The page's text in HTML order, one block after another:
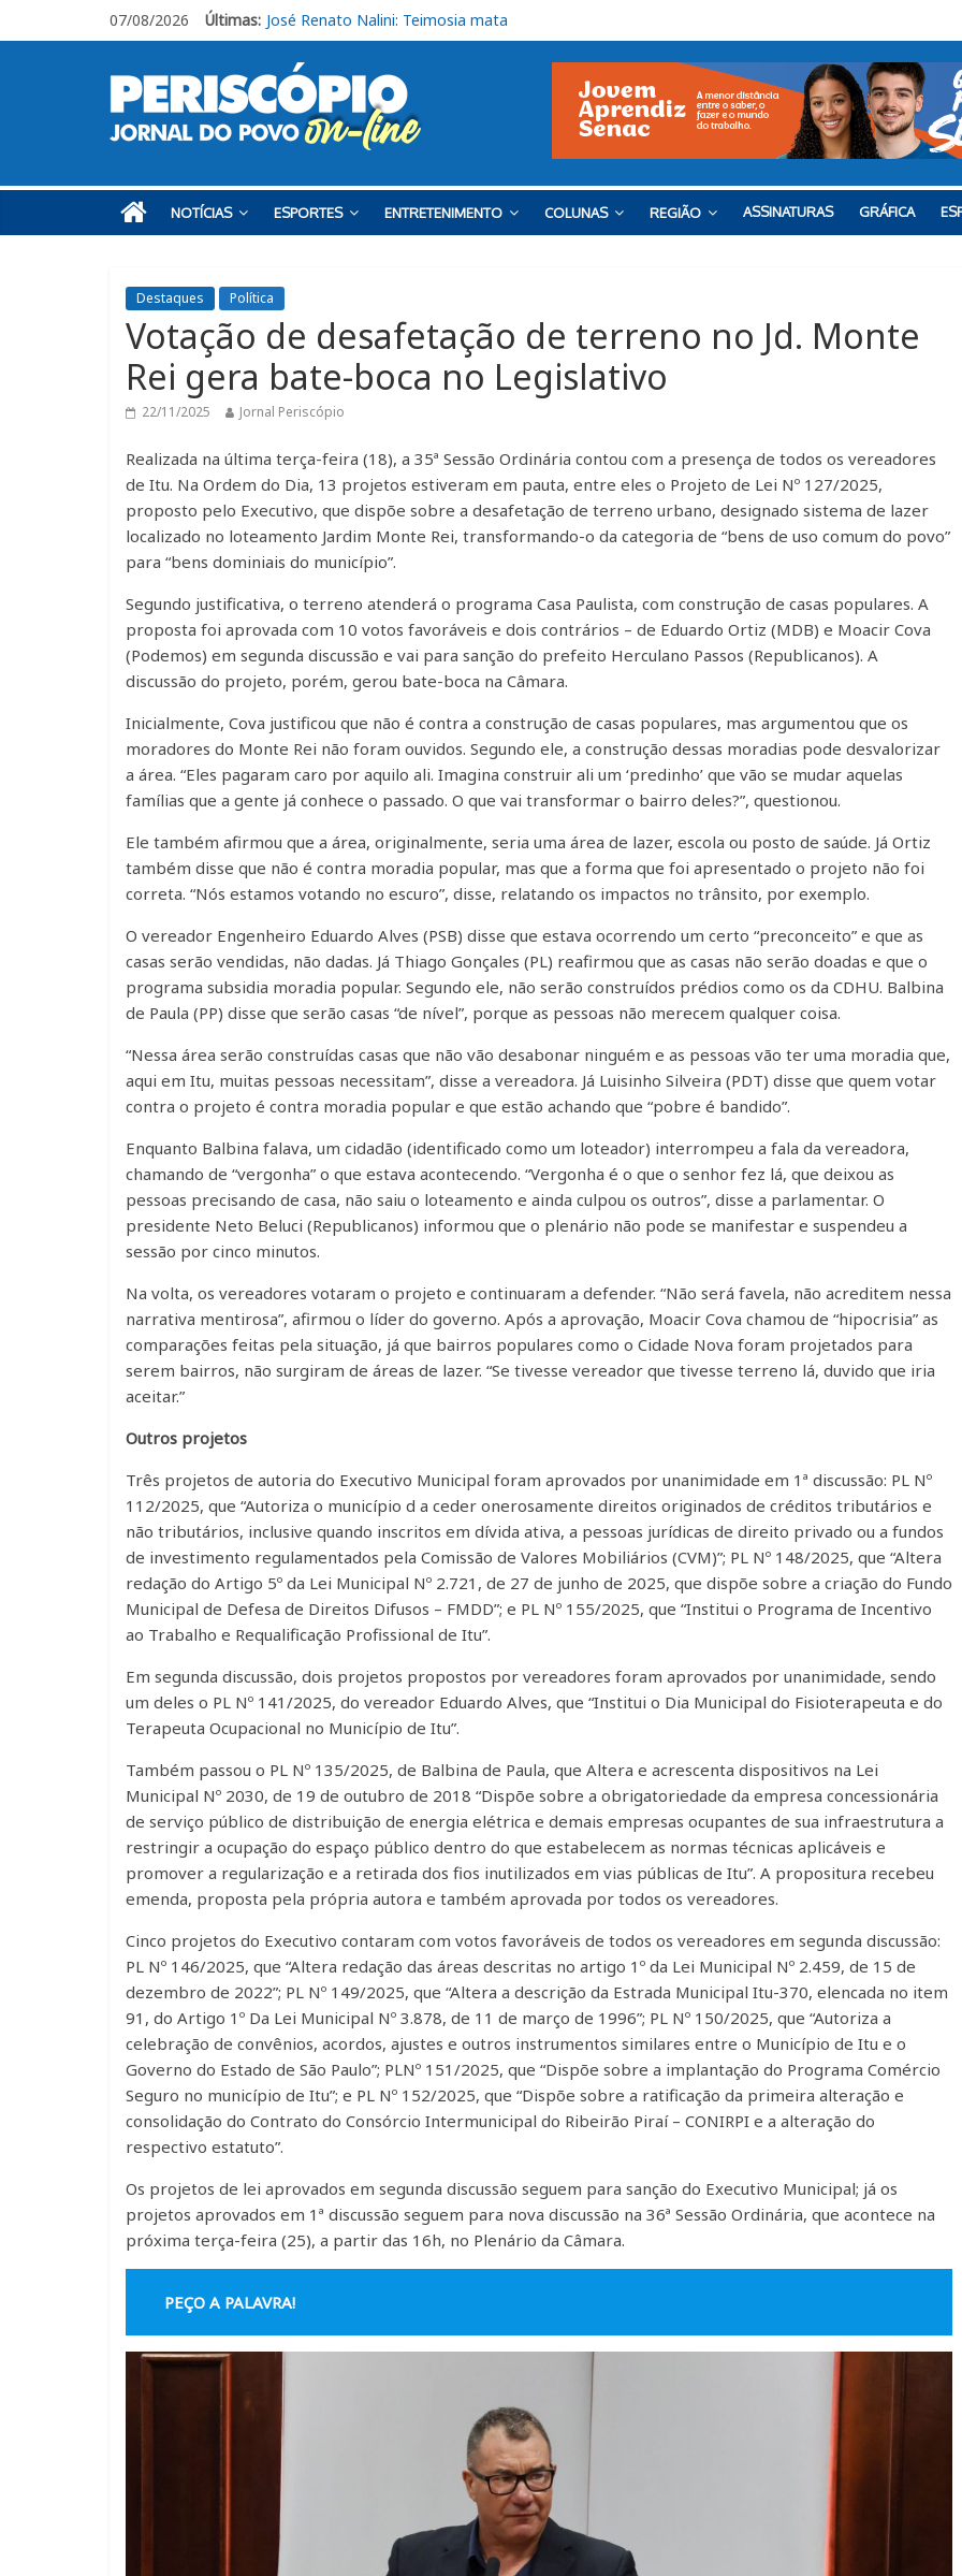
07/08/2026 Últimas: Obras de R$ 54 milhões avançam na Rodovia Vereador José de Moraes, em Cabreúva
Em casa, Ituano Sub-20 perde para o Red Bull Bragantino
Ituano quer união para vencer o Barra neste sábado
Feira + Itu acontece neste final de semana na Praça do Carmo
José Renato Nalini: Teimosia mata
NOTÍCIAS ESPORTES ENTRETENIMENTO COLUNAS REGIÃO ASSINATURAS GRÁFICA
Destaques Política
Votação de desafetação de terreno no Jd. Monte
Rei gera bate-boca no Legislativo
22/11/2025 Jornal Periscópio
Realizada na última terça-feira (18), a 35ª Sessão Ordinária contou com a presença de todos os vereadores
de Itu. Na Ordem do Dia, 13 projetos estiveram em pauta, entre eles o Projeto de Lei Nº 127/2025,
proposto pelo Executivo, que dispõe sobre a desafetação de terreno urbano, designado sistema de lazer
localizado no loteamento Jardim Monte Rei, transformando-o da categoria de “bens de uso comum do povo”
para “bens dominiais do município”.
Segundo justificativa, o terreno atenderá o programa Casa Paulista, com construção de casas populares. A
proposta foi aprovada com 10 votos favoráveis e dois contrários – de Eduardo Ortiz (MDB) e Moacir Cova
(Podemos) em segunda discussão e vai para sanção do prefeito Herculano Passos (Republicanos). A
discussão do projeto, porém, gerou bate-boca na Câmara.
Inicialmente, Cova justificou que não é contra a construção de casas populares, mas argumentou que os
moradores do Monte Rei não foram ouvidos. Segundo ele, a construção dessas moradias pode desvalorizar
a área. “Eles pagaram caro por aquilo ali. Imagina construir ali um ‘predinho’ que vão se mudar aquelas
famílias que a gente já conhece o passado. O que vai transformar o bairro deles?”, questionou.
Ele também afirmou que a área, originalmente, seria uma área de lazer, escola ou posto de saúde. Já Ortiz
também disse que não é contra moradia popular, mas que a forma que foi apresentado o projeto não foi
correta. “Nós estamos votando no escuro”, disse, relatando os impactos no trânsito, por exemplo.
O vereador Engenheiro Eduardo Alves (PSB) disse que estava ocorrendo um certo “preconceito” e que as
casas serão vendidas, não dadas. Já Thiago Gonçales (PL) reafirmou que as casas não serão doadas e que o
programa subsidia moradia popular. Segundo ele, não serão construídos prédios como os da CDHU. Balbina
de Paula (PP) disse que serão casas “de nível”, porque as pessoas não merecem qualquer coisa.
“Nessa área serão construídas casas que não vão desabonar ninguém e as pessoas vão ter uma moradia que,
aqui em Itu, muitas pessoas necessitam”, disse a vereadora. Já Luisinho Silveira (PDT) disse que quem votar
contra o projeto é contra moradia popular e que estão achando que “pobre é bandido”.
Enquanto Balbina falava, um cidadão (identificado como um loteador) interrompeu a fala da vereadora,
chamando de “vergonha” o que estava acontecendo. “Vergonha é o que o senhor fez lá, que deixou as
pessoas precisando de casa, não saiu o loteamento e ainda culpou os outros”, disse a parlamentar. O
presidente Neto Beluci (Republicanos) informou que o plenário não pode se manifestar e suspendeu a
sessão por cinco minutos.
Na volta, os vereadores votaram o projeto e continuaram a defender. “Não será favela, não acreditem nessa
narrativa mentirosa”, afirmou o líder do governo. Após a aprovação, Moacir Cova chamou de “hipocrisia” as
comparações feitas pela situação, já que bairros populares como o Cidade Nova foram projetados para
serem bairros, não surgiram de áreas de lazer. “Se tivesse vereador que tivesse terreno lá, duvido que iria
aceitar.”
Outros projetos
Três projetos de autoria do Executivo Municipal foram aprovados por unanimidade em 1ª discussão: PL Nº
112/2025, que “Autoriza o município d a ceder onerosamente direitos originados de créditos tributários e
não tributários, inclusive quando inscritos em dívida ativa, a pessoas jurídicas de direito privado ou a fundos
de investimento regulamentados pela Comissão de Valores Mobiliários (CVM)”; PL Nº 148/2025, que “Altera
redação do Artigo 5º da Lei Municipal Nº 2.721, de 27 de junho de 2025, que dispõe sobre a criação do Fundo
Municipal de Defesa de Direitos Difusos – FMDD”; e PL Nº 155/2025, que “Institui o Programa de Incentivo
ao Trabalho e Requalificação Profissional de Itu”.
Em segunda discussão, dois projetos propostos por vereadores foram aprovados por unanimidade, sendo
um deles o PL Nº 141/2025, do vereador Eduardo Alves, que “Institui o Dia Municipal do Fisioterapeuta e do
Terapeuta Ocupacional no Município de Itu”.
Também passou o PL Nº 135/2025, de Balbina de Paula, que Altera e acrescenta dispositivos na Lei
Municipal Nº 2030, de 19 de outubro de 2018 “Dispõe sobre a obrigatoriedade da empresa concessionária
de serviço público de distribuição de energia elétrica e demais empresas ocupantes de sua infraestrutura a
restringir a ocupação do espaço público dentro do que estabelecem as normas técnicas aplicáveis e
promover a regularização e a retirada dos fios inutilizados em vias públicas de Itu”. A propositura recebeu
emenda, proposta pela própria autora e também aprovada por todos os vereadores.
Cinco projetos do Executivo contaram com votos favoráveis de todos os vereadores em segunda discussão:
PL Nº 146/2025, que “Altera redação das áreas descritas no artigo 1º da Lei Municipal Nº 2.459, de 15 de
dezembro de 2022”; PL Nº 149/2025, que “Altera a descrição da Estrada Municipal Itu-370, elencada no item
91, do Artigo 1º Da Lei Municipal Nº 3.878, de 11 de março de 1996”; PL Nº 150/2025, que “Autoriza a
celebração de convênios, acordos, ajustes e outros instrumentos similares entre o Município de Itu e o
Governo do Estado de São Paulo”; PLNº 151/2025, que “Dispõe sobre a implantação do Programa Comércio
Seguro no município de Itu”; e PL Nº 152/2025, que “Dispõe sobre a ratificação da primeira alteração e
consolidação do Contrato do Consórcio Intermunicipal do Ribeirão Piraí – CONIRPI e a alteração do
respectivo estatuto”.
Os projetos de lei aprovados em segunda discussão seguem para sanção do Executivo Municipal; já os
projetos aprovados em 1ª discussão seguem para nova discussão na 36ª Sessão Ordinária, que acontece na
próxima terça-feira (25), a partir das 16h, no Plenário da Câmara.
PEÇO A PALAVRA!